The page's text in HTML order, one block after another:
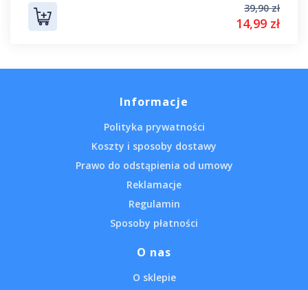
39,90 zł
14,99 zł
Informacje
Polityka prywatności
Koszty i sposoby dostawy
Prawo do odstąpienia od umowy
Reklamacje
Regulamin
Sposoby płatności
O nas
O sklepie